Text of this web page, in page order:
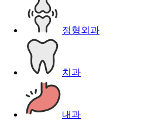
정형외과
치과
내과